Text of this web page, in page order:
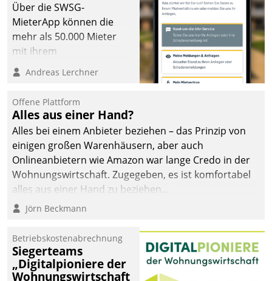
Über die SWSG-
MieterApp können die
mehr als 50.000 Mieter
mit ihrem
Wohnungsunternehmen
kommunizieren, auf dem
einsehen und ändern
oder
Schadensmeldungen
abgeben – rund um die
Uhr.
Andreas Lerchner
Offene Plattform
Alles aus einer Hand?
Alles bei einem Anbieter beziehen – das Prinzip von
einigen großen Warenhäusern, aber auch
Onlineanbietern wie Amazon war lange Credo in der
Wohnungswirtschaft. Zugegeben, es ist komfortabel
alles aus einer Hand zu beziehen...
Jörn Beckmann
Betriebskostenabrechnung
Siegerteams
„Digitalpioniere der
Wohnungswirtschaft